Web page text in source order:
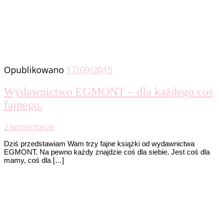
Opublikowano 17/09/2015
Wydawnictwo EGMONT – dla każdego coś
fajnego.
2 komentarze
Dziś przedstawiam Wam trzy fajne książki od wydawnictwa
EGMONT. Na pewno każdy znajdzie coś dla siebie. Jest coś dla
mamy, coś dla […]